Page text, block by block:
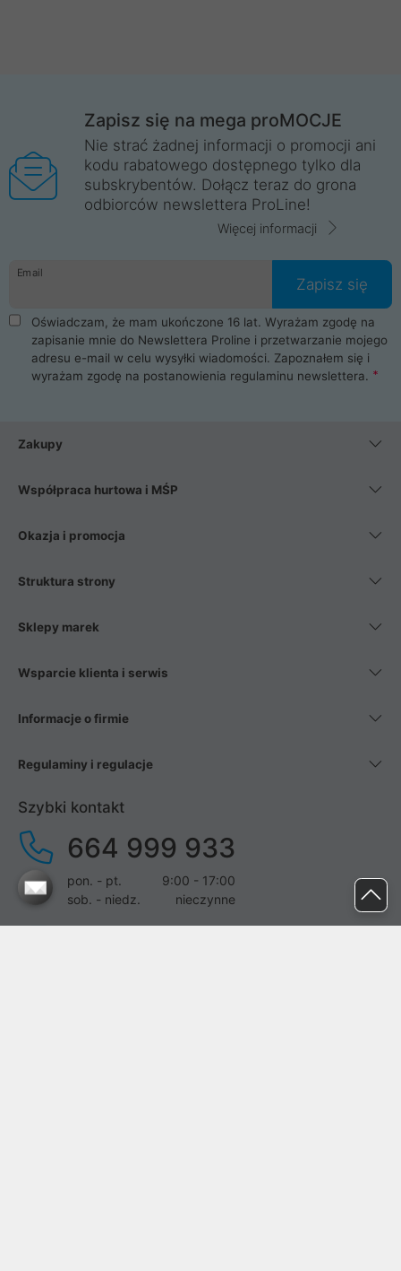
Zapisz się na mega proMOCJE
Nie strać żadnej informacji o promocji ani
kodu rabatowego dostępnego tylko dla
subskrybentów. Dołącz teraz do grona
odbiorców newslettera ProLine!
Więcej informacji
Email
Zapisz się
Oświadczam, że mam ukończone 16 lat. Wyrażam zgodę na
zapisanie mnie do Newslettera Proline i przetwarzanie mojego
adresu e-mail w celu wysyłki wiadomości. Zapoznałem się i
wyrażam zgodę na postanowienia regulaminu newslettera.
Zakupy
Współpraca hurtowa i MŚP
Okazja i promocja
Struktura strony
Sklepy marek
Wsparcie klienta i serwis
Informacje o firmie
Regulaminy i regulacje
Szybki kontakt
664 999 933
pon. - pt.
9:00 - 17:00
sob. - niedz.
nieczynne